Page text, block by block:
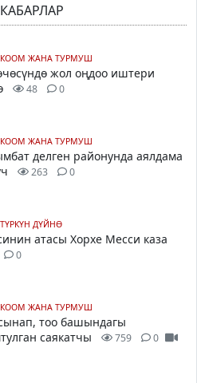
КООМ ЖАНА ТУРМУШ
жол оңдоо иштери
48 0
КООМ ЖАНА ТУРМУШ
делген районунда аялдама
263 0
ТҮРКҮН ДҮЙНӨ
атасы Хорхе Месси каза
0
КООМ ЖАНА ТУРМУШ
тоо башындагы
саякатчы
759 0